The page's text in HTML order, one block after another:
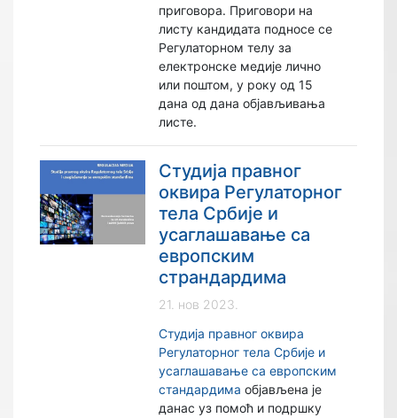
приговора. Приговори на
листу кандидата подносе се
Регулаторном телу за
електронске медије лично
или поштом, у року од 15
дана од дана објављивања
листе.
Студија правног
оквира Регулаторног
тела Србије и
усаглашавање са
европским
страндардима
21. нов 2023.
Студија правног оквира
Регулаторног тела Србије и
усаглашавање са европским
стандардима објављена је
данас уз помоћ и подршку